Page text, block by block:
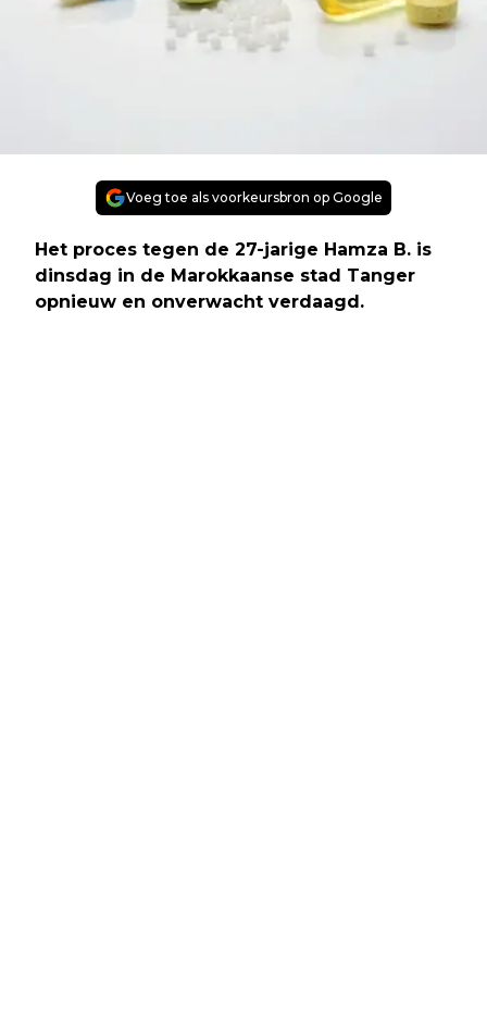
Voeg toe als voorkeursbron op Google
Het proces tegen de 27-jarige Hamza B. is
dinsdag in de Marokkaanse stad Tanger
opnieuw en onverwacht verdaagd.